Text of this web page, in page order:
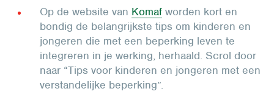
Op de website van Komaf worden kort en
bondig de belangrijkste tips om kinderen en
jongeren die met een beperking leven te
integreren in je werking, herhaald. Scrol door
naar “Tips voor kinderen en jongeren met een
verstandelijke beperking”.